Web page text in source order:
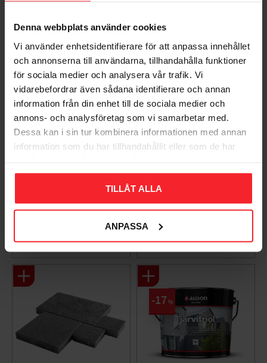
Denna webbplats använder cookies
Vi använder enhetsidentifierare för att anpassa innehållet
och annonserna till användarna, tillhandahålla funktioner
för sociala medier och analysera vår trafik. Vi
vidarebefordrar även sådana identifierare och annan
information från din enhet till de sociala medier och
annons- och analysföretag som vi samarbetar med.
Dessa kan i sin tur kombinera informationen med annan
information som du har tillhandahållit eller som de har
TILLÅT ALLA
ANPASSA
Populära produkter
kupig Candor Benders
15
Lägg till i favoriter
+4
Modern Extra Vit,
BA32272
Lägg
17 %